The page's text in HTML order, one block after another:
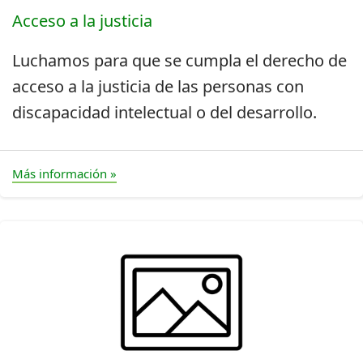
Acceso a la justicia
Luchamos para que se cumpla el derecho de
acceso a la justicia de las personas con
discapacidad intelectual o del desarrollo.
Más información »